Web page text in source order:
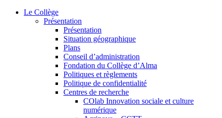
Le Collège
Présentation
Présentation
Situation géographique
Plans
Conseil d’administration
Fondation du Collège d’Alma
Politiques et règlements
Politique de confidentialité
Centres de recherche
COlab Innovation sociale et culture
numérique